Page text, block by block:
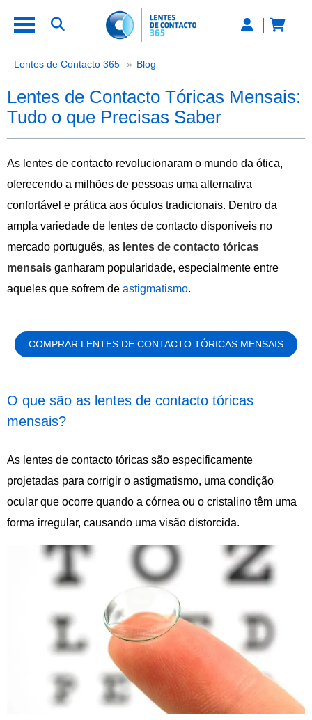
Lentes de Contacto 365 Blog
Lentes de Contacto Tóricas Mensais:
Tudo o que Precisas Saber
As lentes de contacto revolucionaram o mundo da ótica,
oferecendo a milhões de pessoas uma alternativa
confortável e prática aos óculos tradicionais. Dentro da
ampla variedade de lentes de contacto disponíveis no
mercado português, as lentes de contacto tóricas
mensais ganharam popularidade, especialmente entre
aqueles que sofrem de astigmatismo.
COMPRAR LENTES DE CONTACTO TÓRICAS MENSAIS
O que são as lentes de contacto tóricas
mensais?
As lentes de contacto tóricas são especificamente
projetadas para corrigir o astigmatismo, uma condição
ocular que ocorre quando a córnea ou o cristalino têm uma
forma irregular, causando uma visão distorcida.